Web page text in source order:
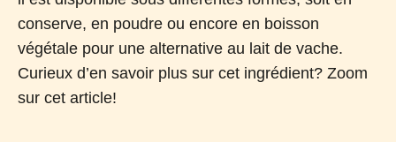
conserve, en poudre ou encore en boisson
végétale pour une alternative au lait de vache.
Curieux d’en savoir plus sur cet ingrédient? Zoom
sur cet article!